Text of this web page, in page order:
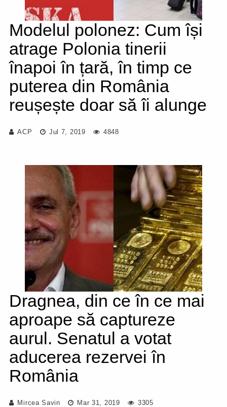
Modelul polonez: Cum își
atrage Polonia tinerii
înapoi în țară, în timp ce
puterea din România
reușește doar să îi alunge
ACP Jul 7, 2019 4848
Dragnea, din ce în ce mai
aproape să captureze
aurul. Senatul a votat
aducerea rezervei în
România
Mircea Savin Mar 31, 2019 3305